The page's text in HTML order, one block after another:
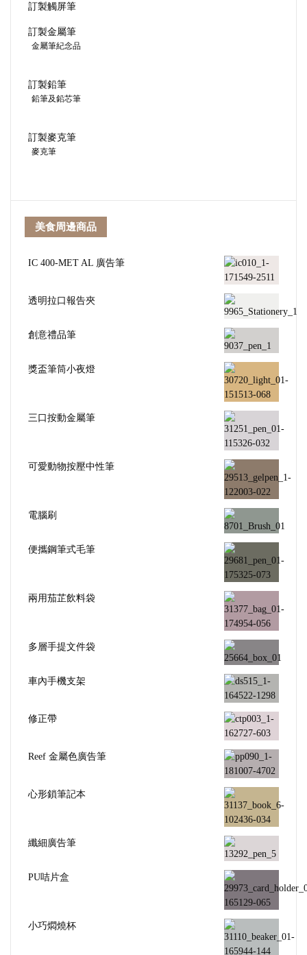
訂製觸屏筆
訂製金屬筆
金屬筆紀念品
訂製鉛筆
鉛筆及鉛芯筆
訂製麥克筆
麥克筆
美食周邊商品
IC 400-MET AL 廣告筆
透明拉口報告夾
創意禮品筆
獎盃筆筒小夜燈
三口按動金屬筆
可愛動物按壓中性筆
電腦刷
便攜鋼筆式毛筆
兩用茄芷飲料袋
多層手提文件袋
車內手機支架
修正帶
Reef 金屬色廣告筆
心形鎖筆記本
纖細廣告筆
PU咭片盒
小巧燜燒杯